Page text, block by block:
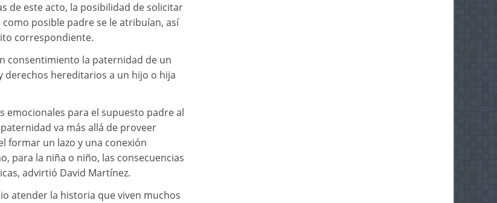
de este acto, la posibilidad de solicitar
posible padre se le atribuían, así
correspondiente.
consentimiento la paternidad de un
hereditarios a un hijo o hija
emocionales para el supuesto padre al
va más allá de proveer
formar un lazo y una conexión
para la niña o niño, las consecuencias
advirtió David Martínez.
atender la historia que viven muchos